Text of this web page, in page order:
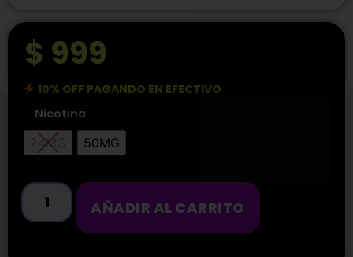
$ 999
10% OFF PAGANDO EN EFECTIVO
Nicotina
24MG
50MG
AÑADIR AL CARRITO